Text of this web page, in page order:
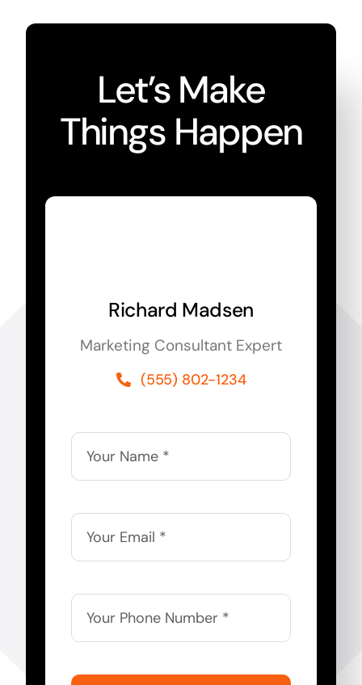
Let’s Make
Things Happen
Richard Madsen
Marketing Consultant Expert
(555) 802-1234